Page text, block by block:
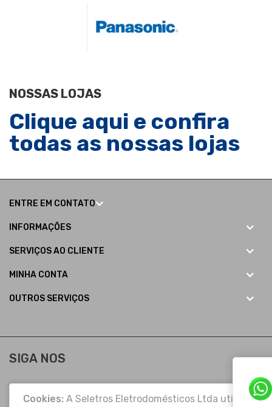
NOSSAS LOJAS
Clique aqui e confira
todas as nossas lojas
ENTRE EM CONTATO
INFORMAÇÕES
SERVIÇOS AO CLIENTE
MINHA CONTA
OUTROS SERVIÇOS
SIGA NOS
Cookies: A Seletros Eletrodomésticos Ltda utiliza